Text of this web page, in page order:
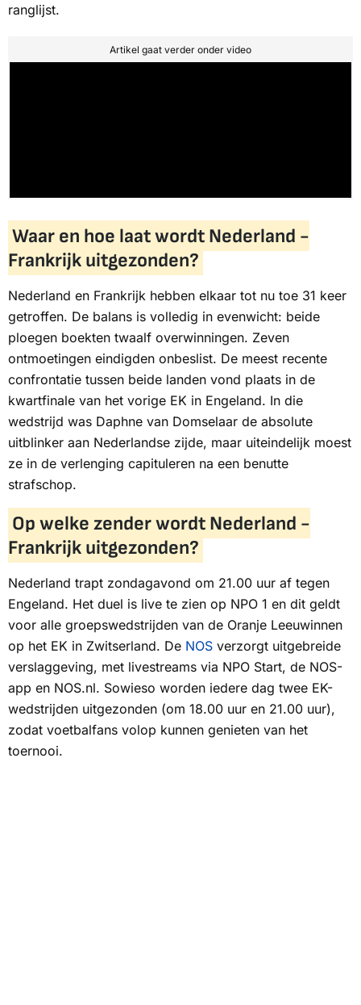
ranglijst.
Artikel gaat verder onder video
Waar en hoe laat wordt Nederland -
Frankrijk uitgezonden?
Nederland en Frankrijk hebben elkaar tot nu toe 31 keer
getroffen. De balans is volledig in evenwicht: beide
ploegen boekten twaalf overwinningen. Zeven
ontmoetingen eindigden onbeslist. De meest recente
confrontatie tussen beide landen vond plaats in de
kwartfinale van het vorige EK in Engeland. In die
wedstrijd was Daphne van Domselaar de absolute
uitblinker aan Nederlandse zijde, maar uiteindelijk moest
ze in de verlenging capituleren na een benutte
strafschop.
Op welke zender wordt Nederland -
Frankrijk uitgezonden?
Nederland trapt zondagavond om 21.00 uur af tegen
Engeland. Het duel is live te zien op NPO 1 en dit geldt
voor alle groepswedstrijden van de Oranje Leeuwinnen
op het EK in Zwitserland. De NOS verzorgt uitgebreide
verslaggeving, met livestreams via NPO Start, de NOS-
app en NOS.nl. Sowieso worden iedere dag twee EK-
wedstrijden uitgezonden (om 18.00 uur en 21.00 uur),
zodat voetbalfans volop kunnen genieten van het
toernooi.